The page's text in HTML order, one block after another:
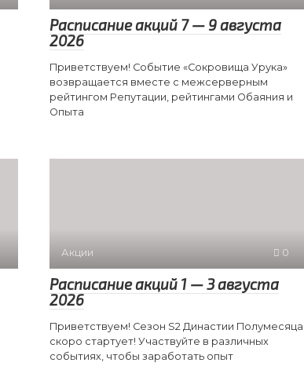
Расписание акций 7 — 9 августа
2026
Приветствуем! Событие «Сокровища Урука»
возвращается вместе с межсерверным
рейтингом Репутации, рейтингами Обаяния и
Опыта
Акции 0
Расписание акций 1 — 3 августа
2026
Приветствуем! Сезон S2 Династии Полумесяца
скоро стартует! Участвуйте в различных
событиях, чтобы заработать опыт